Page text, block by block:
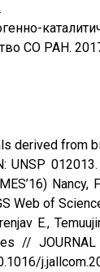
СО РАН.
derived from
Nancy,
Web of
E.,
// JOURNAL